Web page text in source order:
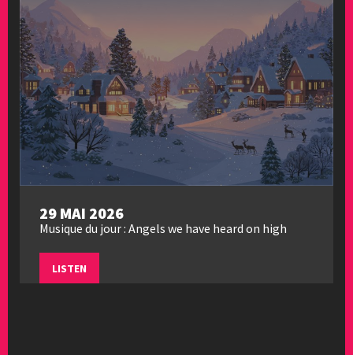
29 MAI 2026
Musique du jour : Angels we have heard on high
LISTEN